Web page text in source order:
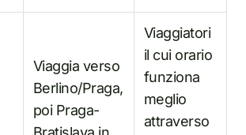
Viaggia verso
Berlino/Praga,
poi Praga-
Viaggiatori
il cui orario
funziona
meglio
attraverso